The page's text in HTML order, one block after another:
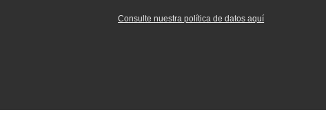
Consulte nuestra política de datos aquí